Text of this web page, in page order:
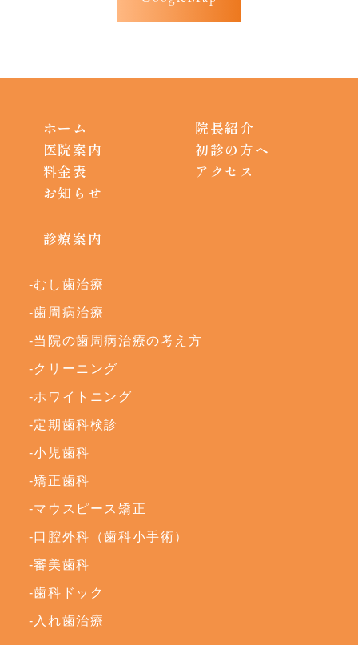
ホーム
院長紹介
医院案内
初診の方へ
料金表
アクセス
お知らせ
診療案内
むし歯治療
歯周病治療
当院の歯周病治療の考え方
クリーニング
ホワイトニング
定期歯科検診
小児歯科
矯正歯科
マウスピース矯正
口腔外科（歯科小手術）
審美歯科
歯科ドック
入れ歯治療